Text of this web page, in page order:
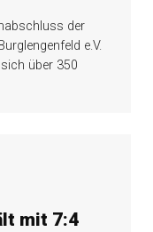
der
e.V.
über 350
mit 7:4